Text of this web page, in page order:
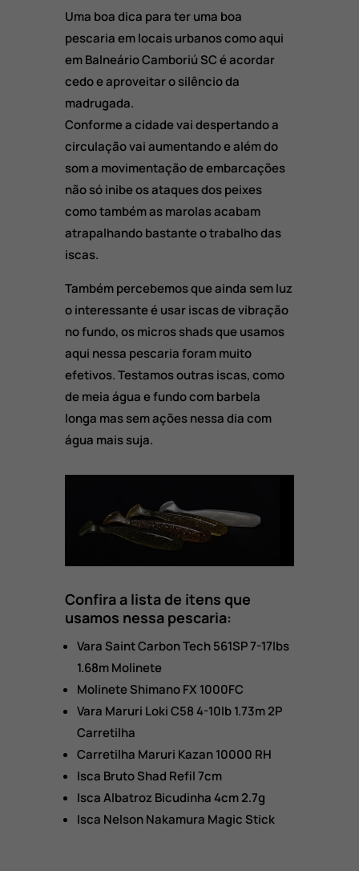
Uma boa dica para ter uma boa
pescaria em locais urbanos como aqui
em Balneário Camboriú SC é acordar
cedo e aproveitar o silêncio da
madrugada.
Conforme a cidade vai despertando a
circulação vai aumentando e além do
som a movimentação de embarcações
não só inibe os ataques dos peixes
como também as marolas acabam
atrapalhando bastante o trabalho das
iscas.
Também percebemos que ainda sem luz
o interessante é usar iscas de vibração
no fundo, os micros shads que usamos
aqui nessa pescaria foram muito
efetivos. Testamos outras iscas, como
de meia água e fundo com barbela
longa mas sem ações nessa dia com
água mais suja.
Confira a lista de itens que
usamos nessa pescaria:
Vara Saint Carbon Tech 561SP 7-17lbs
1.68m Molinete
Molinete Shimano FX 1000FC
Vara Maruri Loki C58 4-10lb 1.73m 2P
Carretilha
Carretilha Maruri Kazan 10000 RH
Isca Bruto Shad Refil 7cm
Isca Albatroz Bicudinha 4cm 2.7g
Isca Nelson Nakamura Magic Stick